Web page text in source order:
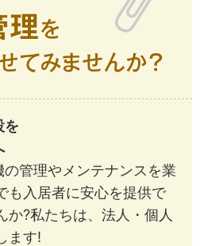
を
管理やメンテナンスを業
も入居者に安心を提供で
か?私たちは、法人・個人
ます!